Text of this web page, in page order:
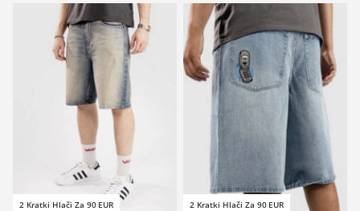
2 Kratki Hlači Za 90 EUR 2 Kratki Hlači Za 90 EUR